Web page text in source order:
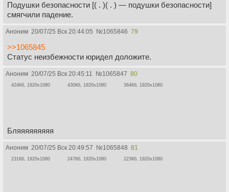
Подушки безопасности [( . )( . ) — подушки безопасности]
смягчили падение.
Аноним 20/07/25 Вск 20:44:05 №1065846 79
>>1065845
Статус неизбежности юридел доложите.
Аноним 20/07/25 Вск 20:45:11 №1065847 80
424Кб, 1920x1080 430Кб, 1920x1080 364Кб, 1920x1080
Бляяяяяяяяя
Аноним 20/07/25 Вск 20:49:57 №1065848 81
231Кб, 1920x1080 247Кб, 1920x1080 223Кб, 1920x1080